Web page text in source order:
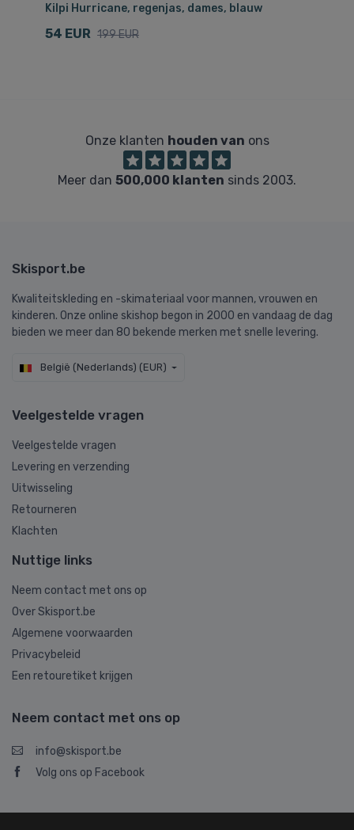
Kilpi Hurricane, regenjas, dames, blauw
54 EUR 199 EUR
Onze klanten houden van ons
Meer dan 500,000 klanten sinds 2003.
Skisport.be
Kwaliteitskleding en -skimateriaal voor mannen, vrouwen en
kinderen. Onze online skishop begon in 2000 en vandaag de dag
bieden we meer dan 80 bekende merken met snelle levering.
België (Nederlands) (EUR)
Veelgestelde vragen
Veelgestelde vragen
Levering en verzending
Uitwisseling
Retourneren
Klachten
Nuttige links
Neem contact met ons op
Over Skisport.be
Algemene voorwaarden
Privacybeleid
Een retouretiket krijgen
Neem contact met ons op
info@skisport.be
Volg ons op Facebook